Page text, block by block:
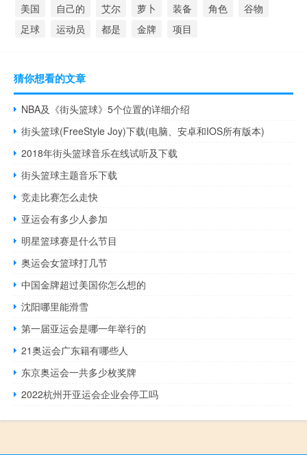
美国
自己的 艾尔 萝卜 装备 角色
谷物
足球
运动员 都是 金牌 项目
猜你想看的文章
NBA及《街头篮球》5个位置的详细介绍
街头篮球(FreeStyle Joy)下载(电脑、安卓和IOS所有版本)
2018年街头篮球音乐在线试听及下载
街头篮球主题音乐下载
竞走比赛怎么走快
亚运会有多少人参加
明星篮球赛是什么节目
奥运会女篮球打几节
中国金牌超过美国你怎么想的
沈阳哪里能滑雪
第一届亚运会是哪一年举行的
21奥运会广东籍有哪些人
东京奥运会一共多少枚奖牌
2022杭州开亚运会企业会停工吗